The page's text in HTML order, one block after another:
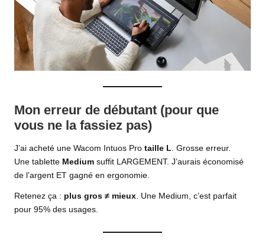
Mon erreur de débutant (pour que
vous ne la fassiez pas)
J’ai acheté une Wacom Intuos Pro taille L . Grosse erreur.
Une tablette Medium suffit LARGEMENT. J’aurais économisé
de l’argent ET gagné en ergonomie.
Retenez ça : plus gros ≠ mieux . Une Medium, c’est parfait
pour 95% des usages.